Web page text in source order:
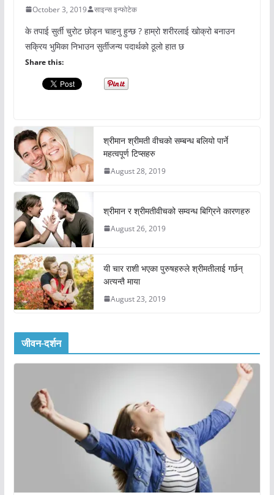
October 3, 2019 साइन्स इन्फोटेक
के तपाई सुर्ती चुरोट छोड्न चाहनु हुन्छ ? हाम्रो शरीरलाई खोक्रो बनाउन
सक्रिय भुमिका निभाउन सुर्तीजन्य पदार्थको ठूलो हात छ
Share this:
श्रीमान श्रीमती वीचको सम्बन्ध बलियो पार्ने
महत्वपूर्ण टिप्सहरु
August 28, 2019
श्रीमान र श्रीमतीवीचको सम्वन्ध बिग्रिने कारणहरु
August 26, 2019
यी चार राशी भएका पुरुषहरुले श्रीमतीलाई गर्छन्
अत्यन्तै माया
August 23, 2019
जीवन-दर्शन